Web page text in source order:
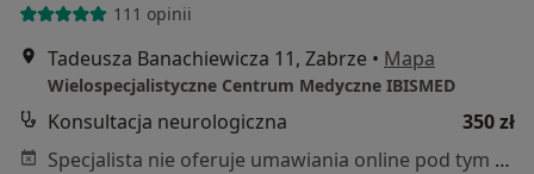
111 opinii
Tadeusza Banachiewicza 11, Zabrze • Mapa
Wielospecjalistyczne Centrum Medyczne IBISMED
Konsultacja neurologiczna
350 zł
Specjalista nie oferuje umawiania online pod tym adresem.